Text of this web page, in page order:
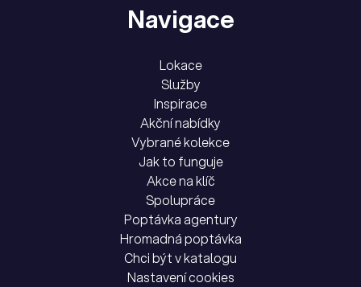
Navigace
Lokace
Služby
Inspirace
Akční nabídky
Vybrané kolekce
Jak to funguje
Akce na klíč
Spolupráce
Poptávka agentury
Hromadná poptávka
Chci být v katalogu
Nastavení cookies